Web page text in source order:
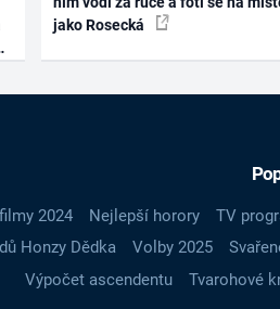
jako Rosecká
2024 Nejlepší horory TV
Honzy Dědka Volby 2025
Výpočet ascendentu
Tvarohové